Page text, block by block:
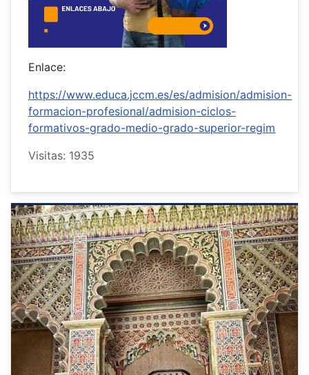
Enlace:
https://www.educa.jccm.es/es/admision/admision-
formacion-profesional/admision-ciclos-
formativos-grado-medio-grado-superior-regim
Visitas: 1935